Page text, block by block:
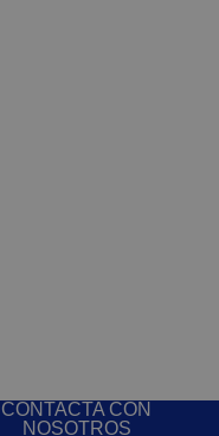
CONTACTA CON
NOSOTROS